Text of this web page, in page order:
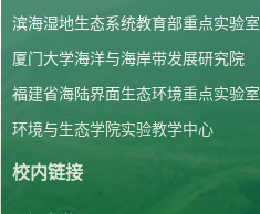
滨海湿地生态系统教育部重点实验室
厦门大学海洋与海岸带发展研究院
福建省海陆界面生态环境重点实验室
环境与生态学院实验教学中心
校内链接